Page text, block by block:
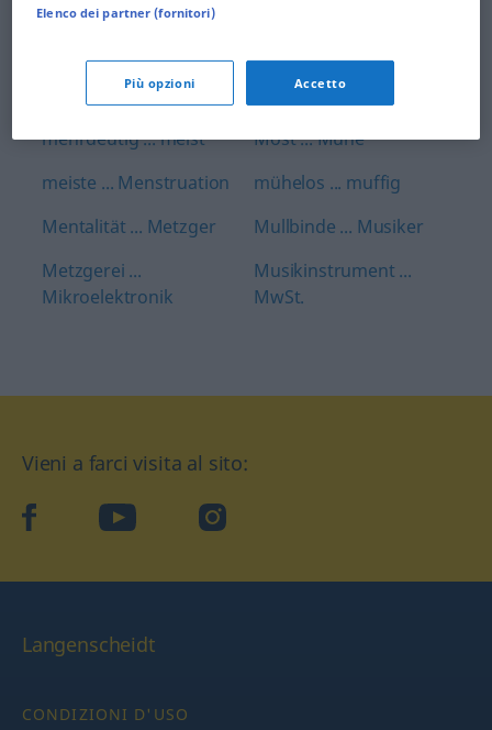
Matura ... Mechatronik
meckern ...
Mehrbettzimmer
mehrdeutig ... meist
meiste ... Menstruation
Mentalität ... Metzger
Metzgerei ...
Mikroelektronik
Montageband ...
moslemisch
Most ... Mühe
mühelos ... muffig
Mullbinde ... Musiker
Musikinstrument ...
MwSt.
Vieni a farci visita al sito:
facebook YouTube Instagram
Langenscheidt
CONDIZIONI D'USO
Elenco dei partner (fornitori)
Più opzioni Accetto